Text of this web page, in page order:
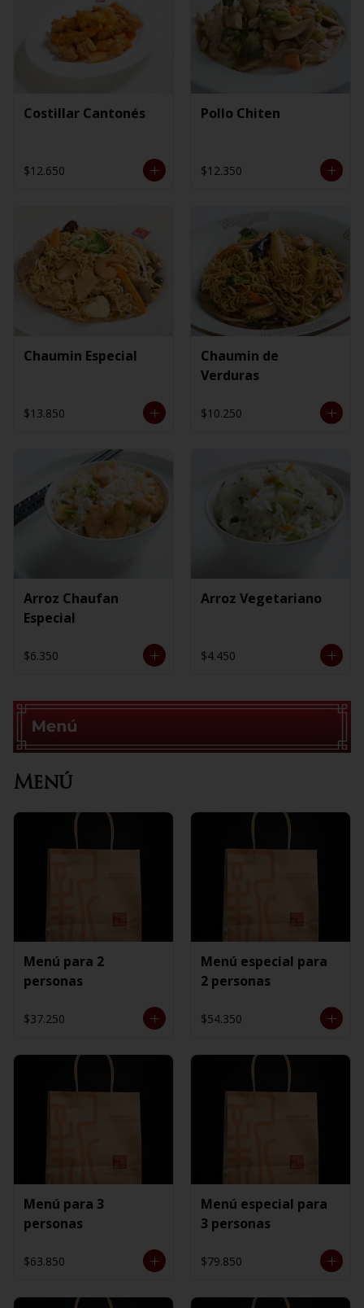
Costillar Cantonés
$12.650
Pollo Chiten
$12.350
Chaumin Especial
$13.850
Chaumin de
Verduras
$10.250
Arroz Chaufan
Especial
$6.350
Arroz Vegetariano
$4.450
Menú
Menú para 2
personas
$37.250
Menú especial para
2 personas
$54.350
Menú para 3
personas
$63.850
Menú especial para
3 personas
$79.850